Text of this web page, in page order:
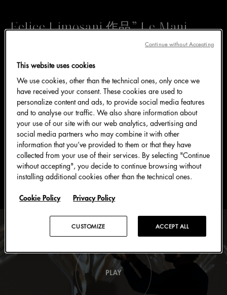
Felice Limosani 作品”Le Mani
国际知名艺术家 Felice Limosani 为数字人文学领域的
创新者与专家。
其装置艺术作品 Le Mani dell’Umanità（《人类之
手》）于 Institute of Contemporay Art Miami 展出，
通过赋予双手超越物质形态的深刻寓意，触及人类灵魂
深处。这场流露诗意与灵性的体验引人深思手势的真实
性，以及人类行为对世界的影响。
This website uses cookies
We use cookies, other than the technical ones, only once we
have received your consent. These cookies are used to
personalize content and ads, to provide social media features
and to analyse our traffic. We also share information about
your use of our site with our web analytics, advertising and
social media partners who may combine it with other
information that you’ve provided to them or that they have
collected from your use of their services. By selecting "Continue
without accepting", you decide to continue browsing without
installing additional cookies other than the technical ones.
Cookie Policy Privacy Policy
ACCEPT ALL
CUSTOMIZE
Continue without Accepting